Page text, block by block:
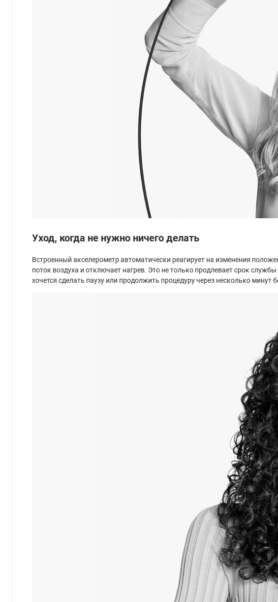
Уход, когда не нужно ничего делать
Встроенный акселерометр автоматически реагирует на изменения
поток воздуха и отключает нагрев. Это не только продлевает срок
хочется сделать паузу или продолжить процедуру через несколько минут